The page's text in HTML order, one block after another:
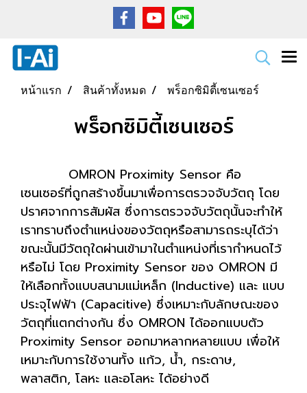
หน้าแรก สินค้าทั้งหมด พร็อกซิมิตี้เซนเซอร์
พร็อกซิมิตี้เซนเซอร์
OMRON Proximity Sensor คือ
เซนเซอร์ที่ถูกสร้างขึ้นมาเพื่อการตรวจจับวัตถุ โดย
ปราศจากการสัมผัส ซึ่งการตรวจจับวัตถุนั้นจะทำให้
เราทราบถึงตำแหน่งของวัตถุหรือสามารถระบุได้ว่า
ขณะนั้นมีวัตถุใดผ่านเข้ามาในตำแหน่งที่เรากำหนดไว้
หรือไม่ โดย Proximity Sensor ของ OMRON มี
ให้เลือกทั้งแบบสนามแม่เหล็ก (Inductive) และ แบบ
ประจุไฟฟ้า (Capacitive) ซึ่งเหมาะกับลักษณะของ
วัตถุที่แตกต่างกัน ซึ่ง OMRON ได้ออกแบบตัว
Proximity Sensor ออกมาหลากหลายแบบ เพื่อให้
เหมาะกับการใช้งานทั้ง แก้ว, น้ำ, กระดาษ,
พลาสติก, โลหะ และอโลหะ ได้อย่างดี